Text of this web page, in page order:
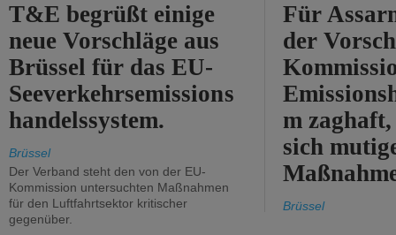
T&E begrüßt einige
neue Vorschläge aus
Brüssel für das EU-
Seeverkehrsemissions
handelssystem.
Brüssel
Der Verband steht den von der EU-
Kommission untersuchten Maßnahmen
für den Luftfahrtsektor kritischer
gegenüber.
Für
der
m
sich
Brüssel